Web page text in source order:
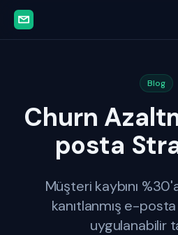
Blog
Churn
posta
Müşteri kaybını
kanıtlanmış e-
uygulanabilir